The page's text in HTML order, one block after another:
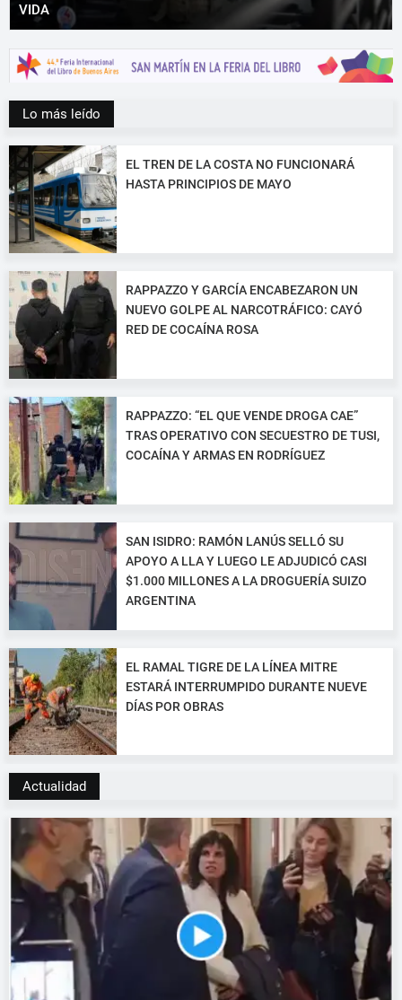
VIDA
Lo más leído
EL TREN DE LA COSTA NO FUNCIONARÁ
HASTA PRINCIPIOS DE MAYO
RAPPAZZO Y GARCÍA ENCABEZARON UN
NUEVO GOLPE AL NARCOTRÁFICO: CAYÓ
RED DE COCAÍNA ROSA
RAPPAZZO: “EL QUE VENDE DROGA CAE”
TRAS OPERATIVO CON SECUESTRO DE TUSI,
COCAÍNA Y ARMAS EN RODRÍGUEZ
SAN ISIDRO: RAMÓN LANÚS SELLÓ SU
APOYO A LLA Y LUEGO LE ADJUDICÓ CASI
$1.000 MILLONES A LA DROGUERÍA SUIZO
ARGENTINA
EL RAMAL TIGRE DE LA LÍNEA MITRE
ESTARÁ INTERRUMPIDO DURANTE NUEVE
DÍAS POR OBRAS
Actualidad